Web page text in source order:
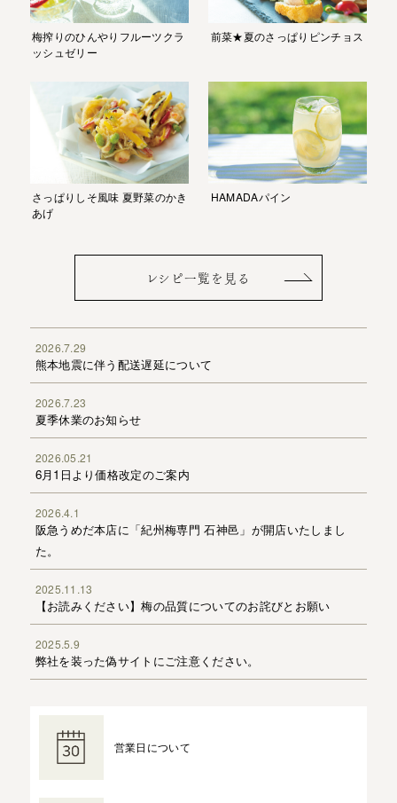
梅搾りのひんやりフルーツクラ
ッシュゼリー
前菜★夏のさっぱりピンチョス
さっぱりしそ風味 夏野菜のかき
あげ
HAMADAパイン
レシピ一覧を見る
2026.7.29
熊本地震に伴う配送遅延について
2026.7.23
夏季休業のお知らせ
2026.05.21
6月1日より価格改定のご案内
2026.4.1
阪急うめだ本店に「紀州梅専門 石神邑」が開店いたしまし
た。
2025.11.13
【お読みください】梅の品質についてのお詫びとお願い
2025.5.9
弊社を装った偽サイトにご注意ください。
営業日について